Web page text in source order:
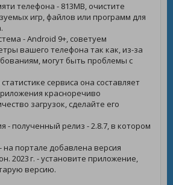
телефона - 813MB, очистите
игр, файлов или программ для
- Android 9+, советуем
вашего телефона так как, из-за
могут быть проблемы с
сервиса она составляет
красноречиво
загрузок, сделайте его
- полученный релиз - 2.8.7, в котором
на портале добавлена версия
2023 г. - установите приложение,
версию.